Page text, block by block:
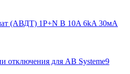
(АВДТ) 1P+N B 10A 6kA 30мА